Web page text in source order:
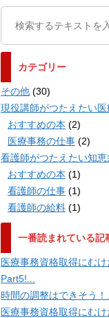
カテゴリー
その他 (30)
現役講師がつたえたい医
おすすめの本 (2)
医療事務の仕事 (2)
看護師がつたえたい知恵
おすすめの本 (1)
看護師の仕事 (1)
看護師の給料 (1)
一番読まれている記
医療事務資格取得にむ
Part5!...
時間の調整はできそう！...
医療事務資格取得にむ